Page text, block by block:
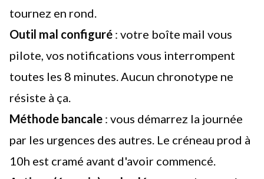
tournez en rond.
Outil mal configuré : votre boîte mail vous
pilote, vos notifications vous interrompent
toutes les 8 minutes. Aucun chronotype ne
résiste à ça.
Méthode bancale : vous démarrez la journée
par les urgences des autres. Le créneau prod à
10h est cramé avant d'avoir commencé.